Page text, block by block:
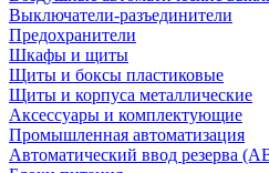
Выключатели-разъединители
Предохранители
Шкафы и щиты
Щиты и боксы пластиковые
Щиты и корпуса металлические
Аксессуары и комплектующие
Промышленная автоматизация
Автоматический ввод резерва